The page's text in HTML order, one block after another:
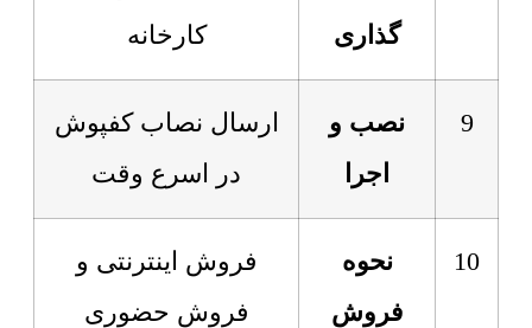
گذاری
کارخانه
9
نصب و
اجرا
ارسال نصاب کفپوش
در اسرع وقت
10
نحوه
فروش
فروش اینترنتی و
فروش حضوری